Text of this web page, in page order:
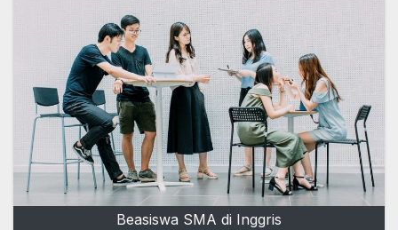
Beasiswa SMA di Inggris